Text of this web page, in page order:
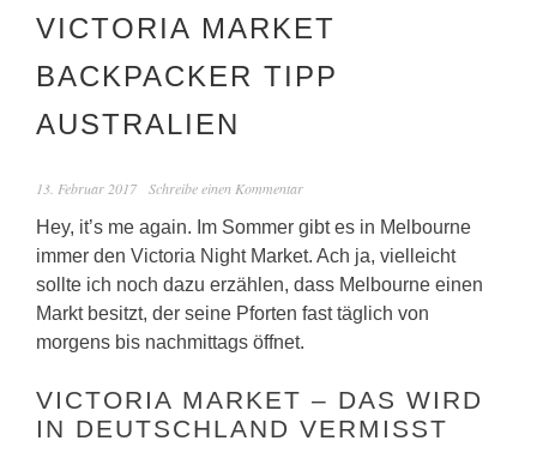
VICTORIA MARKET
BACKPACKER TIPP
AUSTRALIEN
13. Februar 2017 Schreibe einen Kommentar
Hey, it’s me again. Im Sommer gibt es in Melbourne
immer den Victoria Night Market. Ach ja, vielleicht
sollte ich noch dazu erzählen, dass Melbourne einen
Markt besitzt, der seine Pforten fast täglich von
morgens bis nachmittags öffnet.
VICTORIA MARKET – DAS WIRD
IN DEUTSCHLAND VERMISST